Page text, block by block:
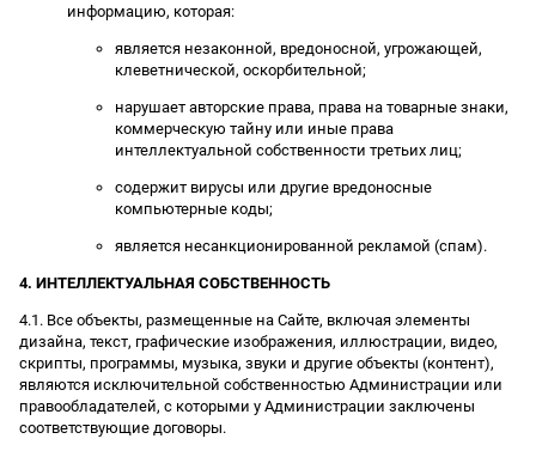
информацию, которая:
является незаконной, вредоносной, угрожающей,
клеветнической, оскорбительной;
нарушает авторские права, права на товарные знаки,
коммерческую тайну или иные права
интеллектуальной собственности третьих лиц;
содержит вирусы или другие вредоносные
компьютерные коды;
является несанкционированной рекламой (спам).
4. ИНТЕЛЛЕКТУАЛЬНАЯ СОБСТВЕННОСТЬ
4.1. Все объекты, размещенные на Сайте, включая элементы
дизайна, текст, графические изображения, иллюстрации, видео,
скрипты, программы, музыка, звуки и другие объекты (контент),
являются исключительной собственностью Администрации или
правообладателей, с которыми у Администрации заключены
соответствующие договоры.